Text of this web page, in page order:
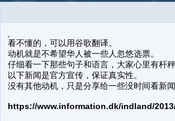
看不懂的，可以用谷歌翻译。
动机就是不希望华人被一些人忽悠选票。
仔细看一下那些句子和语言，大家心里有杆秤
以下新闻是官方宣传，保证真实性。
没有其他动机，只是分享给一些没时间看新
https://www.information.dk/indland/